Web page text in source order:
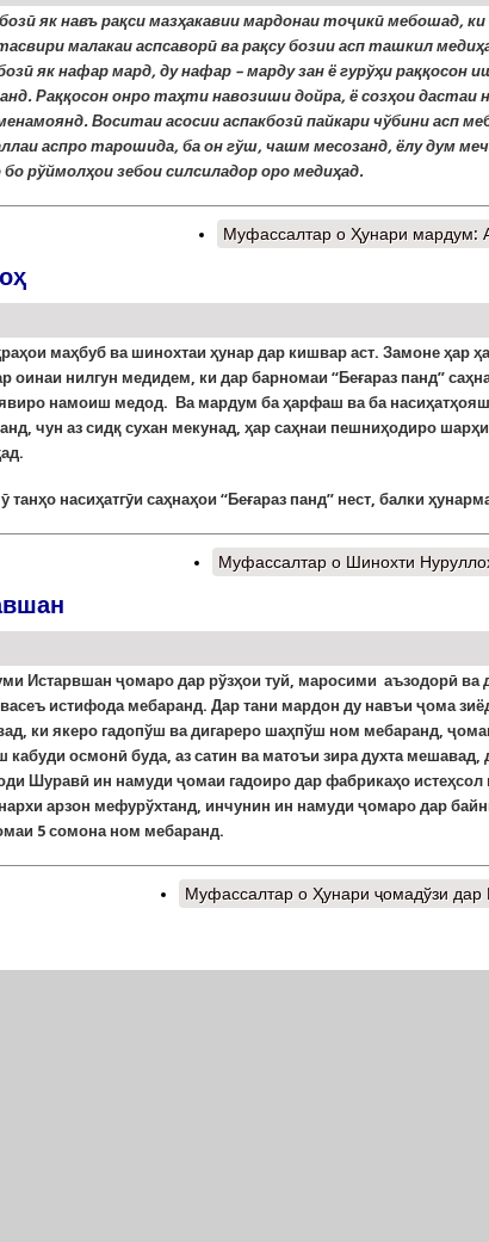
ӣ як навъ рақси мазҳакавии мардонаи тоҷикӣ мебошад,
малакаи аспсаворӣ ва рақсу бозии асп ташкил медиҳ
ӣ як нафар мард, ду нафар– марду зан ё гурўҳи раққосон
. Раққосон онро таҳти навозиши дойра, ё созҳои дастаи
Воситаи асосии аспакбозӣ пайкари чўбини асп
аспро тарошида, ба он гўш, чашм месозанд, ёлу дум
бо рўймолҳои зебои силсиладор оро медиҳад.
Муфассалтар о Ҳунари
маҳбуб ва шинохтаи ҳунар дар кишвар аст. Замоне ҳар
оинаи нилгун медидем, ки дар барномаи “Беғараз панд”
намоиш медод. Ва мардум ба ҳарфаш ва ба
чун аз сидқ сухан мекунад, ҳар саҳнаи пешниҳодиро
танҳо насиҳатгӯи саҳнаҳои “Беғараз панд” нест, балки
Муфассалтар о Шинохти
Истарвшан ҷомаро дар рўзҳои туй, маросими аъзодорӣ ва
истифода мебаранд. Дар тани мардон ду навъи ҷома
ки якеро гадопўш ва дигареро шаҳпўш ном мебаранд,
кабуди осмонӣ буда, аз сатин ва матоъи зира духта мешавад,
Шуравӣ ин намуди ҷомаи гадоиро дар фабрикаҳо
арзон мефурўхтанд, инчунин ин намуди ҷомаро дар
5 сомона ном мебаранд.
Муфассалтар о Ҳунари ҷомадўзи дар